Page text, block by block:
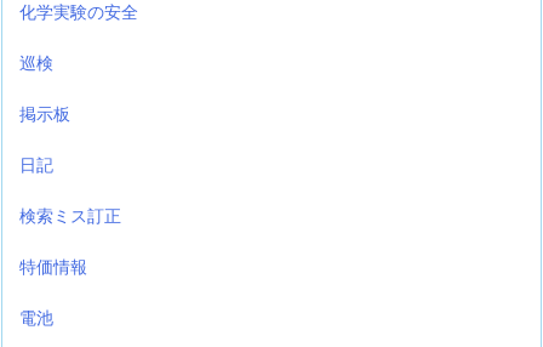
化学実験の安全
巡検
掲示板
日記
検索ミス訂正
特価情報
電池